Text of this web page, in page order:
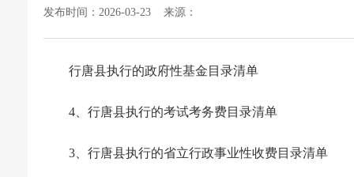
发布时间：2026-03-23 来源：
行唐县执行的政府性基金目录清单
4、行唐县执行的考试考务费目录清单
3、行唐县执行的省立行政事业性收费目录清单